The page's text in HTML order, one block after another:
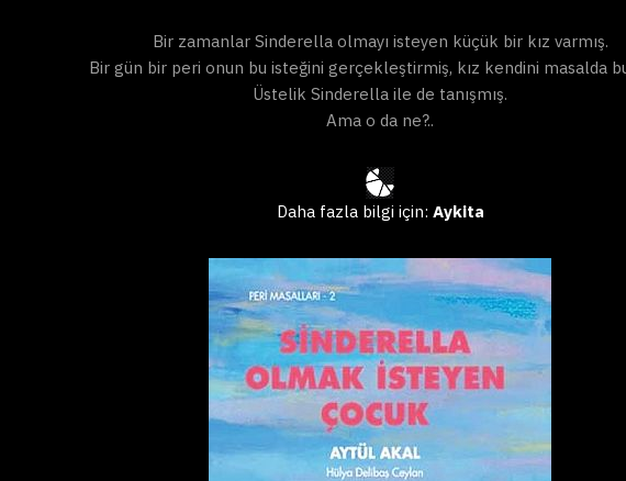
Bir zamanlar Sinderella olmayı isteyen küçük bir kız varmış.
Bir gün bir peri onun bu isteğini gerçekleştirmiş, kız kendini masalda
Üstelik Sinderella ile de tanışmış.
Ama o da ne?..
Daha fazla bilgi için: Aykita